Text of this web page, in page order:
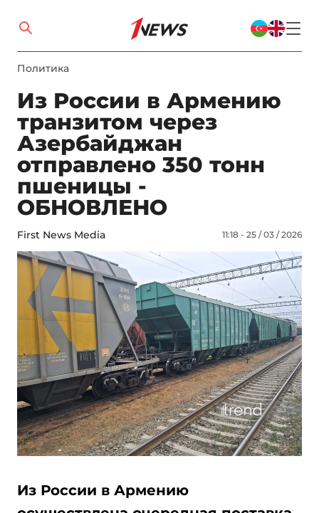
Политика
Из России в Армению
транзитом через
Азербайджан
отправлено 350 тонн
пшеницы -
ОБНОВЛЕНО
First News Media 11:18 - 25 / 03 / 2026
Из России в Армению